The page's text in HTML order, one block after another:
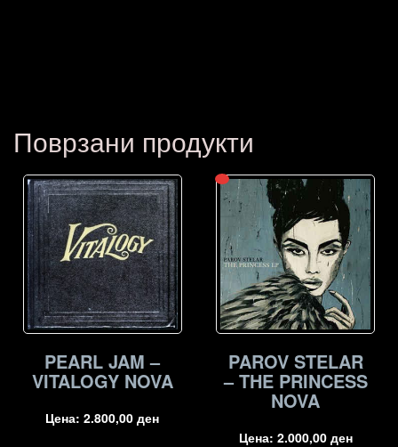
Поврзани продукти
PEARL JAM –
VITALOGY NOVA
Цена:2.800,00ден
PAROV STELAR
– THE PRINCESS
NOVA
Цена: 2.000,00 ден